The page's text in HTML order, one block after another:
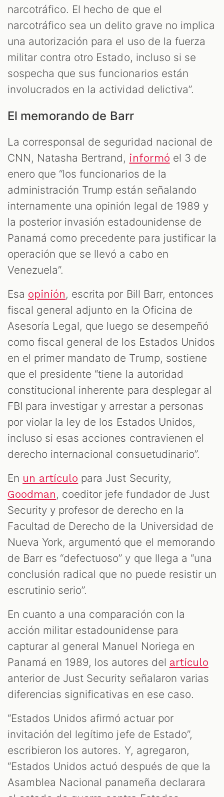
narcotráfico. El hecho de que el
narcotráfico sea un delito grave no implica
una autorización para el uso de la fuerza
militar contra otro Estado, incluso si se
sospecha que sus funcionarios están
involucrados en la actividad delictiva”.
El memorando de Barr
La corresponsal de seguridad nacional de
CNN, Natasha Bertrand, informó el 3 de
enero que “los funcionarios de la
administración Trump están señalando
internamente una opinión legal de 1989 y
la posterior invasión estadounidense de
Panamá como precedente para justificar la
operación que se llevó a cabo en
Venezuela”.
Esa opinión, escrita por Bill Barr, entonces
fiscal general adjunto en la Oficina de
Asesoría Legal, que luego se desempeñó
como fiscal general de los Estados Unidos
en el primer mandato de Trump, sostiene
que el presidente “tiene la autoridad
constitucional inherente para desplegar al
FBI para investigar y arrestar a personas
por violar la ley de los Estados Unidos,
incluso si esas acciones contravienen el
derecho internacional consuetudinario”.
En un artículo para Just Security,
Goodman, coeditor jefe fundador de Just
Security y profesor de derecho en la
Facultad de Derecho de la Universidad de
Nueva York, argumentó que el memorando
de Barr es “defectuoso” y que llega a “una
conclusión radical que no puede resistir un
escrutinio serio”.
En cuanto a una comparación con la
acción militar estadounidense para
capturar al general Manuel Noriega en
Panamá en 1989, los autores del artículo
anterior de Just Security señalaron varias
diferencias significativas en ese caso.
“Estados Unidos afirmó actuar por
invitación del legítimo jefe de Estado”,
escribieron los autores. Y, agregaron,
“Estados Unidos actuó después de que la
Asamblea Nacional panameña declarara